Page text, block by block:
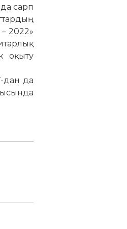
сарп
2022»
оқыту
дан да